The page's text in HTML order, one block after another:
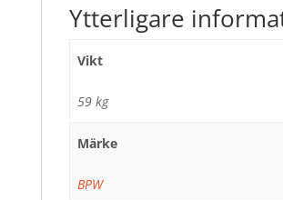
Ytterligare
Vikt
59 kg
Märke
BPW